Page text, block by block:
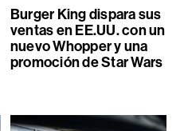
Burger King dispara sus
ventas en EE.UU. con un
nuevo Whopper y una
promoción de Star Wars